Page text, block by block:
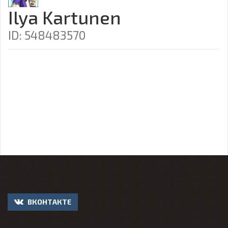
Ilya Kartunen
ID: 548483570
ВКОНТАКТЕ